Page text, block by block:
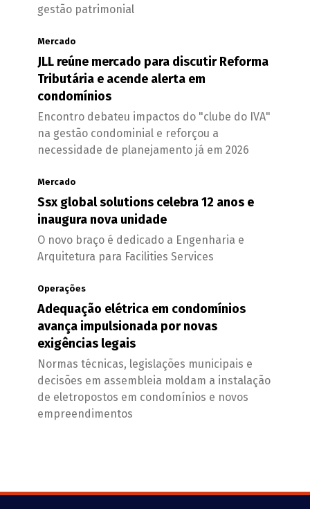
gestão patrimonial
Mercado
JLL reúne mercado para discutir Reforma
Tributária e acende alerta em
condomínios
Encontro debateu impactos do "clube do IVA"
na gestão condominial e reforçou a
necessidade de planejamento já em 2026
Mercado
Ssx global solutions celebra 12 anos e
inaugura nova unidade
O novo braço é dedicado a Engenharia e
Arquitetura para Facilities Services
Operações
Adequação elétrica em condomínios
avança impulsionada por novas
exigências legais
Normas técnicas, legislações municipais e
decisões em assembleia moldam a instalação
de eletropostos em condomínios e novos
empreendimentos